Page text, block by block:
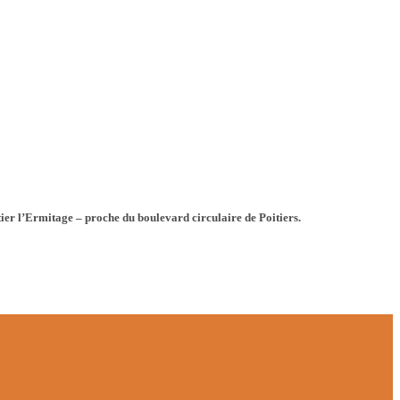
l’Ermitage – proche du boulevard circulaire de Poitiers.